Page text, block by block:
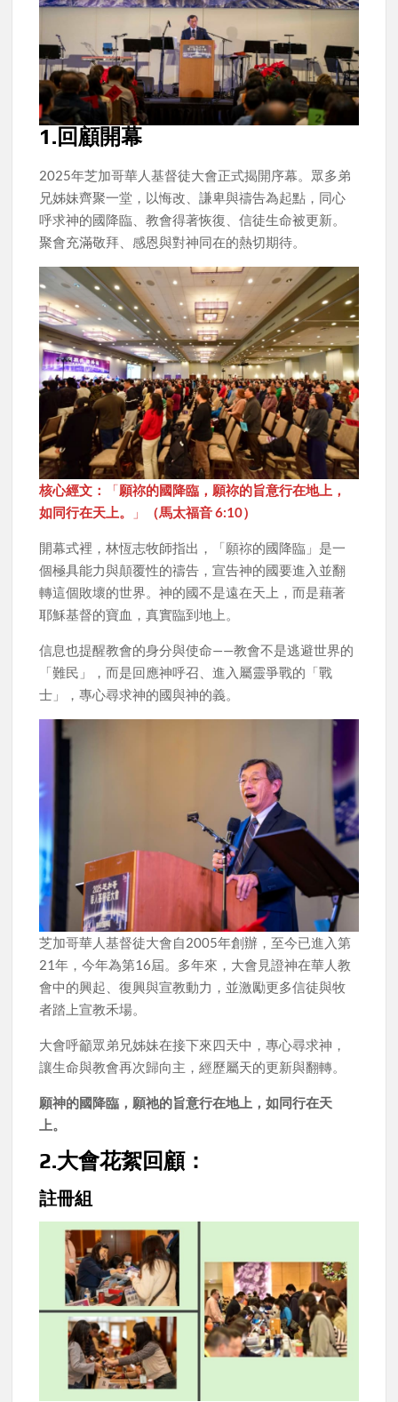
1.回顧開幕
2025年芝加哥華人基督徒大會正式揭開序幕。眾多弟
兄姊妹齊聚一堂，以悔改、謙卑與禱告為起點，同心
呼求神的國降臨、教會得著恢復、信徒生命被更新。
聚會充滿敬拜、感恩與對神同在的熱切期待。
核心經文： 「願祢的國降臨，願祢的旨意行在地上，
如同行在天上。
」 （馬太福音 6:10）
開幕式裡，林恆志牧師指出，「願祢的國降臨」是一
個極具能力與顛覆性的禱告，宣告神的國要進入並翻
轉這個敗壞的世界。神的國不是遠在天上，而是藉著
耶穌基督的寶血，真實臨到地上。
信息也提醒教會的身分與使命——教會不是逃避世界的
「難民」，而是回應神呼召、進入屬靈爭戰的「戰
士」，專心尋求神的國與神的義。
芝加哥華人基督徒大會自2005年創辦，至今已進入第
21年，今年為第16屆。多年來，大會見證神在華人教
會中的興起、復興與宣教動力，並激勵更多信徒與牧
者踏上宣教禾場。
大會呼籲眾弟兄姊妹在接下來四天中，專心尋求神，
讓生命與教會再次歸向主，經歷屬天的更新與翻轉。
願神的國降臨，願祂的旨意行在地上，如同行在天
上。
2.大會花絮回顧：
註冊組